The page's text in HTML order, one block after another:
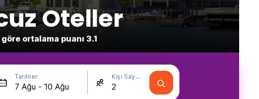
Oteller
ortalama puanı 3.1
Tarihler Kişi Sayısı